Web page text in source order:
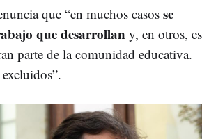
que “en muchos casos se
que desarrollan y, en otros, es
parte de la comunidad educativa.